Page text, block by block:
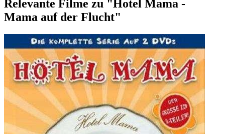
Relevante Filme zu "Hotel Mama -
Mama auf der Flucht"